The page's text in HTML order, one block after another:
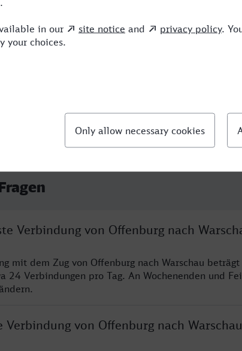
3
Verbindung von Offenburg nach
mit dem Zug von Offenburg nach Warschau
24 Verbindungen pro Tag. An Wochenenden und
von Offenburg nach